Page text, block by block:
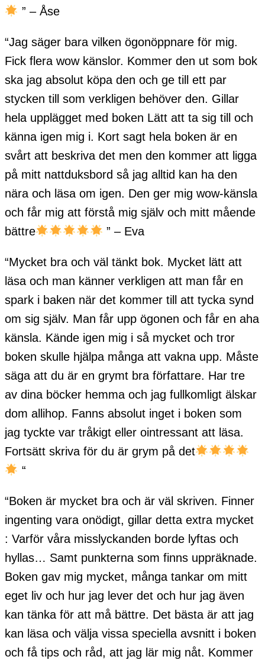
” – Åse
“Jag säger bara vilken ögonöppnare för mig.
Fick flera wow känslor. Kommer den ut som bok
ska jag absolut köpa den och ge till ett par
stycken till som verkligen behöver den. Gillar
hela upplägget med boken Lätt att ta sig till och
känna igen mig i. Kort sagt hela boken är en
svårt att beskriva det men den kommer att ligga
på mitt nattduksbord så jag alltid kan ha den
nära och läsa om igen. Den ger mig wow-känsla
och får mig att förstå mig själv och mitt mående
bättre
” – Eva
“Mycket bra och väl tänkt bok. Mycket lätt att
läsa och man känner verkligen att man får en
spark i baken när det kommer till att tycka synd
om sig själv. Man får upp ögonen och får en aha
känsla. Kände igen mig i så mycket och tror
boken skulle hjälpa många att vakna upp. Måste
säga att du är en grymt bra författare. Har tre
av dina böcker hemma och jag fullkomligt älskar
dom allihop. Fanns absolut inget i boken som
jag tyckte var tråkigt eller ointressant att läsa.
Fortsätt skriva för du är grym på det
“
“Boken är mycket bra och är väl skriven. Finner
ingenting vara onödigt, gillar detta extra mycket
: Varför våra misslyckanden borde lyftas och
hyllas… Samt punkterna som finns uppräknade.
Boken gav mig mycket, många tankar om mitt
eget liv och hur jag lever det och hur jag även
kan tänka för att må bättre. Det bästa är att jag
kan läsa och välja vissa speciella avsnitt i boken
och få tips och råd, att jag lär mig nåt. Kommer